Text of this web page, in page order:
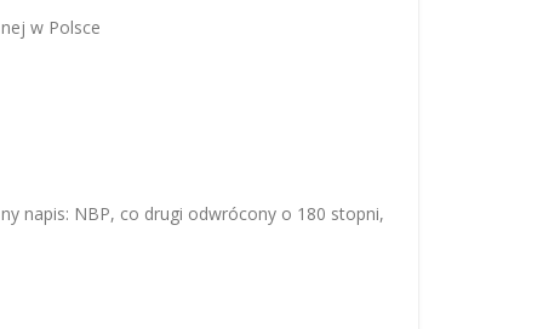
w Polsce
napis: NBP, co drugi odwrócony o 180 stopni,